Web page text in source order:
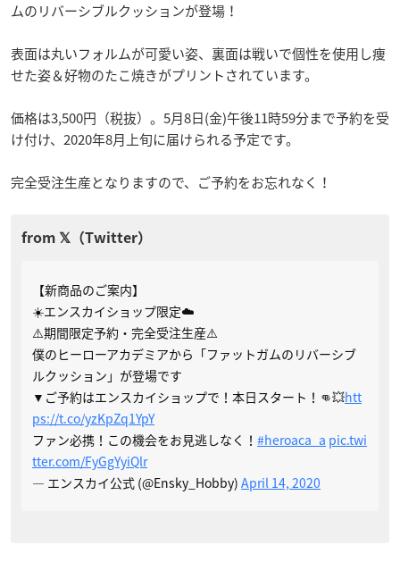
ムのリバーシブルクッションが登場！
表面は丸いフォルムが可愛い姿、裏面は戦いで個性を使用し痩
せた姿＆好物のたこ焼きがプリントされています。
価格は3,500円（税抜）。5月8日(金)午後11時59分まで予約を受
け付け、2020年8月上旬に届けられる予定です。
完全受注生産となりますので、ご予約をお忘れなく！
【新商品のご案内】
☀️エンスカイショップ限定☁️
⚠️期間限定予約・完全受注生産⚠️
僕のヒーローアカデミアから「ファットガムのリバーシブ
ルクッション」が登場です
▼ご予約はエンスカイショップで！本日スタート！👊💥htt
ps://t.co/yzKpZq1YpY
ファン必携！この機会をお見逃しなく！ #heroaca_a pic.twi
tter.com/FyGgYyiQlr
— エンスカイ公式 (@Ensky_Hobby) April 14, 2020